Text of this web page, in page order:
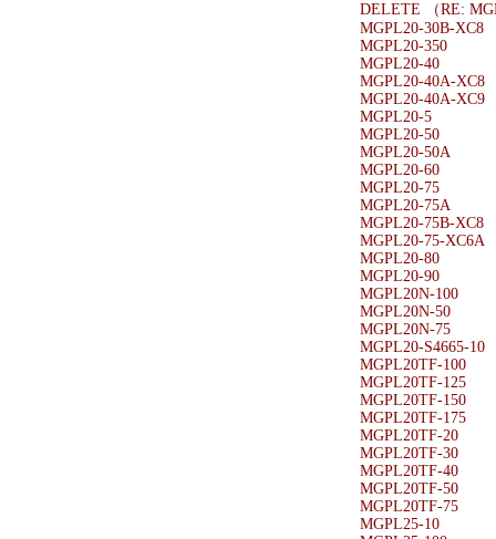
DELETE （RE:
MGPL20-30B-XC8
MGPL20-350
MGPL20-40
MGPL20-40A-XC8
MGPL20-40A-XC9
MGPL20-5
MGPL20-50
MGPL20-50A
MGPL20-60
MGPL20-75
MGPL20-75A
MGPL20-75B-XC8
MGPL20-75-XC6A
MGPL20-80
MGPL20-90
MGPL20N-100
MGPL20N-50
MGPL20N-75
MGPL20-S4665-10
MGPL20TF-100
MGPL20TF-125
MGPL20TF-150
MGPL20TF-175
MGPL20TF-20
MGPL20TF-30
MGPL20TF-40
MGPL20TF-50
MGPL20TF-75
MGPL25-10